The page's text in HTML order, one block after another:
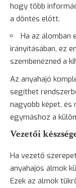
hogy több
a döntés előtt.
Ha az álomban
irányításában, ez
szembenézned a
Az anyahajó
segíthet
nagyobb képet, és
egymáshoz a
Vezetői
Ha vezető
anyahajós álmok
Ezek az álmok